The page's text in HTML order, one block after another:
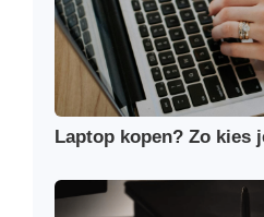
Laptop kopen? Zo kies